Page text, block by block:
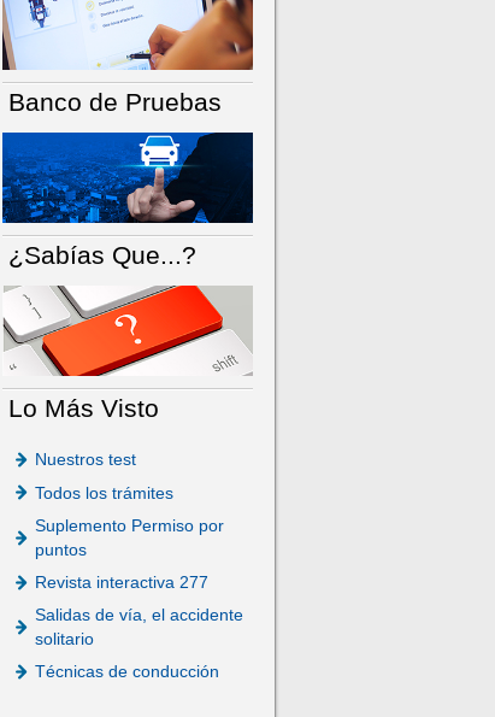
Banco de Pruebas
¿Sabías Que...?
Lo Más Visto
Nuestros test
Todos los trámites
Suplemento Permiso por
puntos
Revista interactiva 277
Salidas de vía, el accidente
solitario
Técnicas de conducción